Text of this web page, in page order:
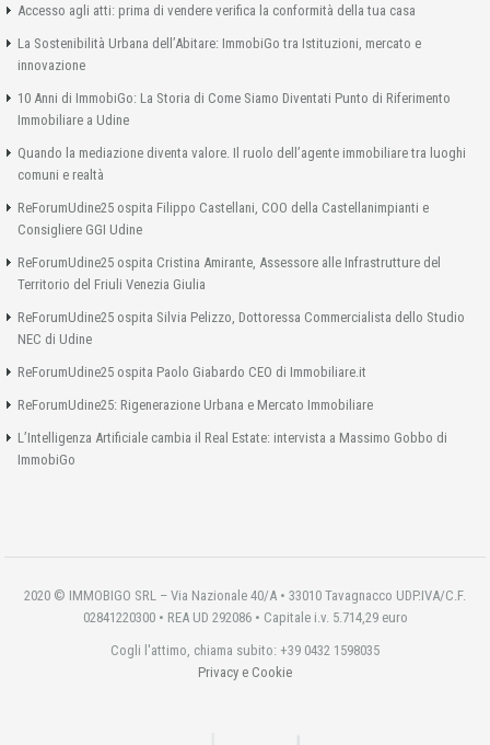
Accesso agli atti: prima di vendere verifica la conformità della tua casa
La Sostenibilità Urbana dell’Abitare: ImmobiGo tra Istituzioni, mercato e
innovazione
10 Anni di ImmobiGo: La Storia di Come Siamo Diventati Punto di Riferimento
Immobiliare a Udine
Quando la mediazione diventa valore. Il ruolo dell’agente immobiliare tra luoghi
comuni e realtà
ReForumUdine25 ospita Filippo Castellani, COO della Castellanimpianti e
Consigliere GGI Udine
ReForumUdine25 ospita Cristina Amirante, Assessore alle Infrastrutture del
Territorio del Friuli Venezia Giulia
ReForumUdine25 ospita Silvia Pelizzo, Dottoressa Commercialista dello Studio
NEC di Udine
ReForumUdine25 ospita Paolo Giabardo CEO di Immobiliare.it
ReForumUdine25: Rigenerazione Urbana e Mercato Immobiliare
L’Intelligenza Artificiale cambia il Real Estate: intervista a Massimo Gobbo di
ImmobiGo
2020 © IMMOBIGO SRL – Via Nazionale 40/A • 33010 Tavagnacco UDP.IVA/C.F.
02841220300 • REA UD 292086 • Capitale i.v. 5.714,29 euro
Cogli l'attimo, chiama subito: +39 0432 1598035
Privacy e Cookie